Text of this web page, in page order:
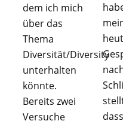
dem ich mich
über das
Thema
Diversität/Diversity
unterhalten
könnte.
Bereits zwei
Versuche